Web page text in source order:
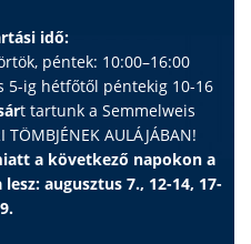
idő:
péntek: 10:00–16:00
5-ig hétfőtől péntekig 10-16
t tartunk a Semmelweis
TÖMBJÉNEK AULÁJÁBAN!
a következő napokon a
augusztus 7., 12-14, 17-